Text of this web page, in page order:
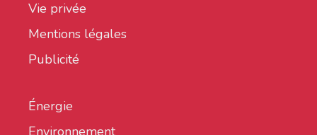
Vie privée
Mentions légales
Publicité
Énergie
Environnement